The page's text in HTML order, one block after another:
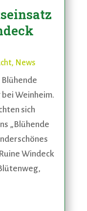
, News
Weinheim.
sich
„Blühende
Windeck